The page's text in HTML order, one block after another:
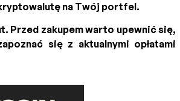
na Twój portfel.
Przed zakupem warto upewnić się,
się z aktualnymi opłatami